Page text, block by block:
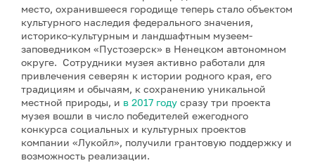
место, охранившееся городище теперь стало объектом
культурного наследия федерального значения,
историко-культурным и ландшафтным музеем-
заповедником «Пустозерск» в Ненецком автономном
округе. Сотрудники музея активно работали для
привлечения северян к истории родного края, его
традициям и обычаям, к сохранению уникальной
местной природы, и в 2017 году сразу три проекта
музея вошли в число победителей ежегодного
конкурса социальных и культурных проектов
компании «Лукойл», получили грантовую поддержку и
возможность реализации.